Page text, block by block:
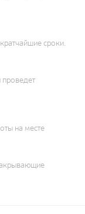
сроки.
проведет
на месте